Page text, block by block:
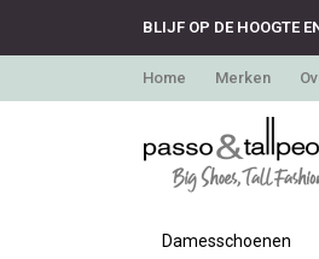
BLIJF OP DE HOOGTE
Home Merken
Damesschoenen